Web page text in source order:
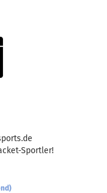
Sportler!